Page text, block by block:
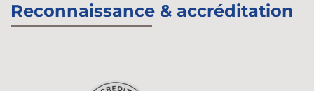
Reconnaissance & accréditation